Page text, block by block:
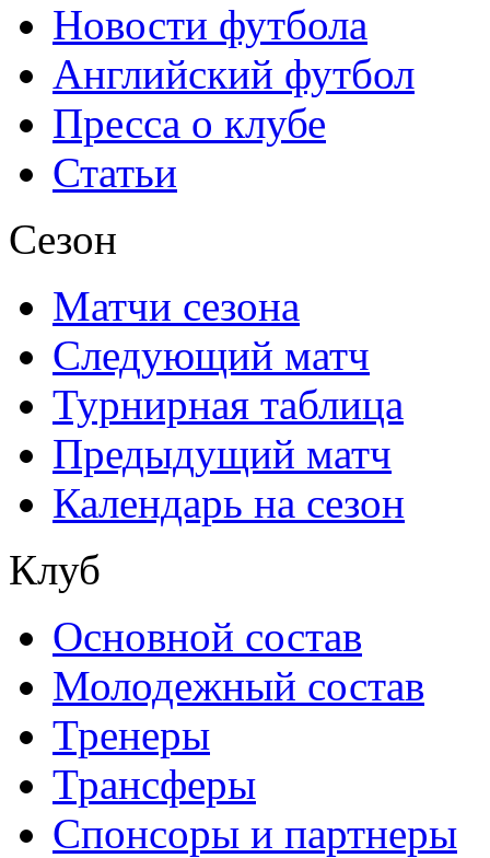
Новости футбола
Английский футбол
Пресса о клубе
Статьи
Сезон
Матчи сезона
Следующий матч
Турнирная таблица
Предыдущий матч
Календарь на сезон
Клуб
Основной состав
Молодежный состав
Тренеры
Трансферы
Спонсоры и партнеры